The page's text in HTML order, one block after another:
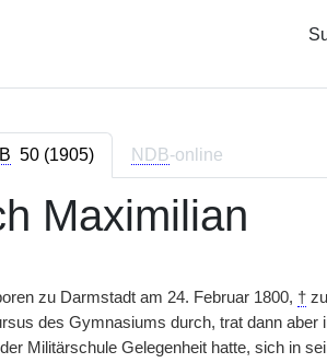
50 (1905) NDB-online
Maximilian
zu Darmstadt am 24. Februar 1800, †
des Gymnasiums durch, trat dann aber
Militärschule Gelegenheit hatte, sich in